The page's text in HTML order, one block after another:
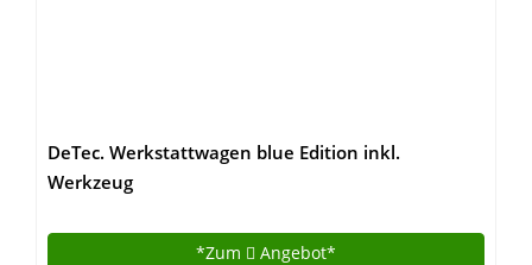
DeTec. Werkstattwagen blue Edition inkl.
Werkzeug
*Zum Angebot*